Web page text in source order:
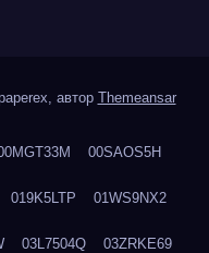
автор Themeansar
00SAOS5H
019K5LTP 01WS9NX2
03L7504Q 03ZRKE69